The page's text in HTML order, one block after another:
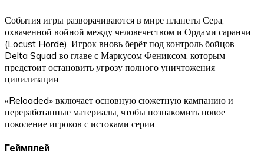
События игры разворачиваются в мире планеты Сера,
охваченной войной между человечеством и Ордами саранчи
(Locust Horde). Игрок вновь берёт под контроль бойцов
Delta Squad во главе с Маркусом Фениксом, которым
предстоит остановить угрозу полного уничтожения
цивилизации.
«Reloaded» включает основную сюжетную кампанию и
переработанные материалы, чтобы познакомить новое
поколение игроков с истоками серии.
Геймплей